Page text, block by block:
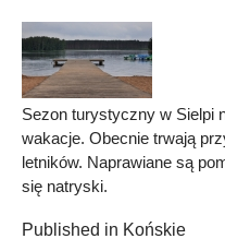
Sezon turystyczny w Sielpi
wakacje. Obecnie trwają
letników. Naprawiane są
się natryski.
Published in Końskie